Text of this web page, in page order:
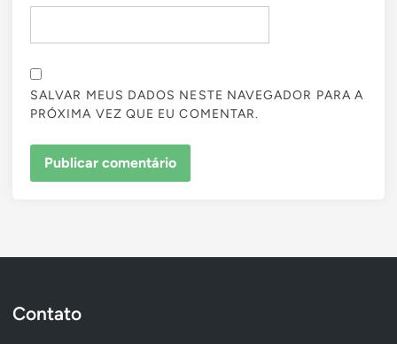
SALVAR MEUS DADOS NESTE NAVEGADOR PARA A
PRÓXIMA VEZ QUE EU COMENTAR.
Contato